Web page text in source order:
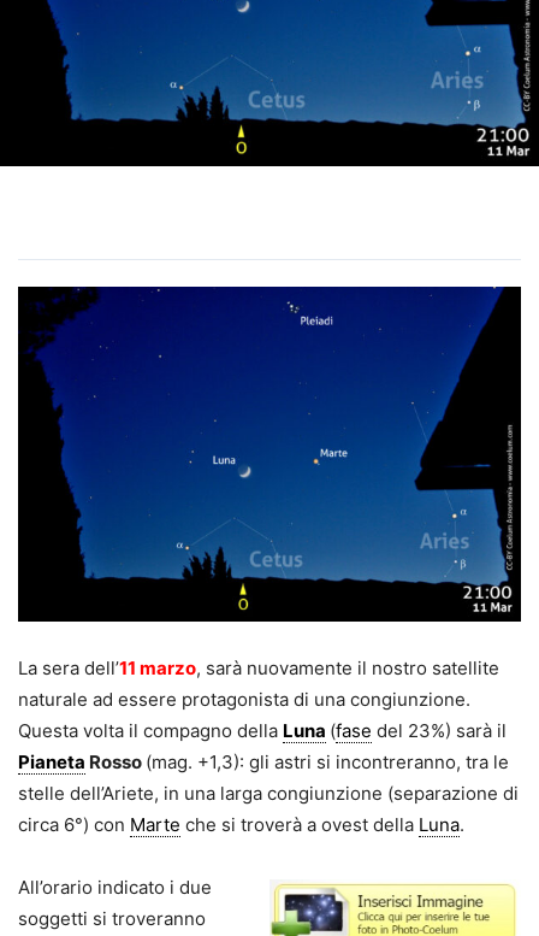
La sera dell’11 marzo, sarà nuovamente il nostro satellite
naturale ad essere protagonista di una congiunzione.
Questa volta il compagno della Luna (fase del 23%) sarà il
Pianeta Rosso (mag. +1,3): gli astri si incontreranno, tra le
stelle dell’Ariete, in una larga congiunzione (separazione di
circa 6°) con Marte che si troverà a ovest della Luna.
All’orario indicato i due
soggetti si troveranno